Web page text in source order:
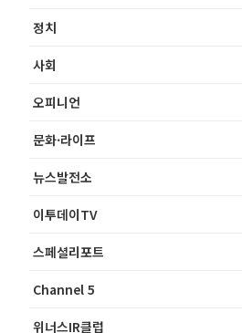
정치
사회
오피니언
문화·라이프
뉴스발전소
이투데이TV
스페셜리포트
Channel 5
위너스IR클럽